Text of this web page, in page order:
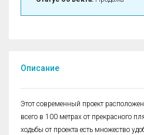
Описание
Этот современный проект
всего в 100 метрах от прекрасного
ходьбы от проекта есть множество